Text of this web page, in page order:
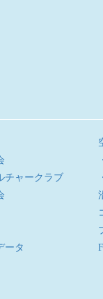
チャークラブ
ータ